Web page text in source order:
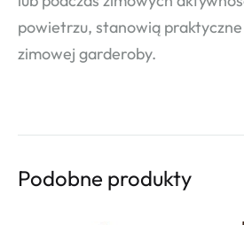
powietrzu, stanowią praktyczne
zimowej garderoby.
Podobne produkty